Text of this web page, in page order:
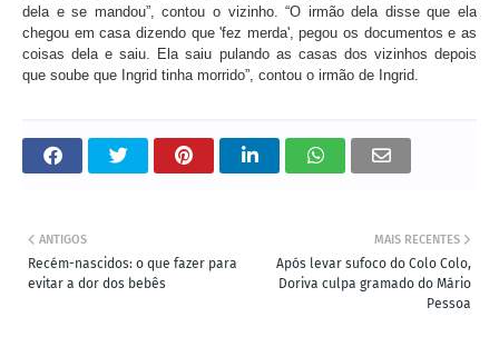
dela e se mandou”, contou o vizinho. “O irmão dela disse que ela
chegou em casa dizendo que 'fez merda', pegou os documentos e as
coisas dela e saiu. Ela saiu pulando as casas dos vizinhos depois
que soube que Ingrid tinha morrido”, contou o irmão de Ingrid.
MAIS RECENTES
Após levar sufoco do Colo Colo,
Doriva culpa gramado do Mário
Pessoa
ANTIGOS
Recém-nascidos: o que fazer para
evitar a dor dos bebês